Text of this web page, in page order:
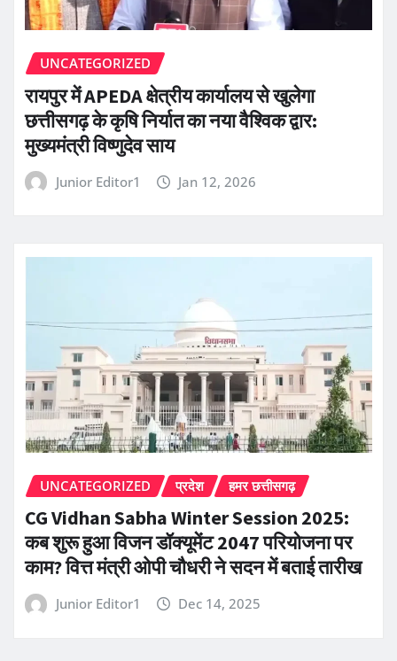
UNCATEGORIZED
रायपुर में APEDA क्षेत्रीय कार्यालय से खुलेगा
छत्तीसगढ़ के कृषि निर्यात का नया वैश्विक द्वार:
मुख्यमंत्री विष्णुदेव साय
Junior Editor1 Jan 12, 2026
UNCATEGORIZED प्रदेश हमर छत्तीसगढ़
CG Vidhan Sabha Winter Session 2025:
कब शुरू हुआ विजन डॉक्यूमेंट 2047 परियोजना पर
काम? वित्त मंत्री ओपी चौधरी ने सदन में बताई तारीख
Junior Editor1 Dec 14, 2025